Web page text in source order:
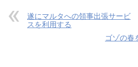
遂にマルタへの領事出張サービ
スを利用する
ゴゾの春